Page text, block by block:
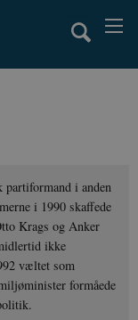
partiformand i anden
i 1990 skaffede
Krags og Anker
ikke
væltet som
formåede